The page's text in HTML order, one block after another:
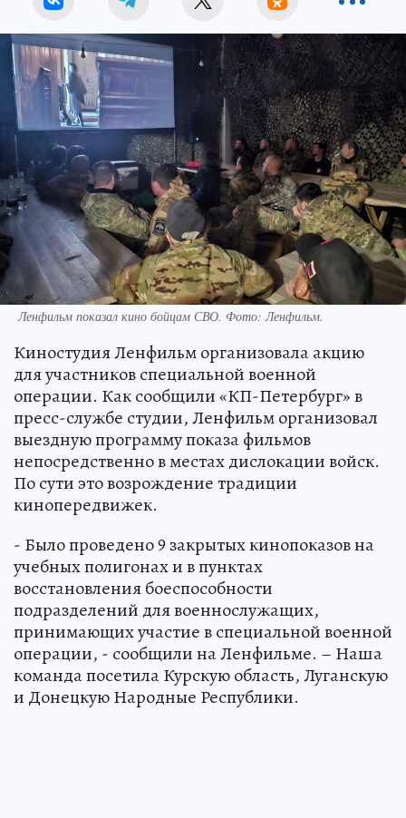
Ленфильм показал кино бойцам СВО. Фото: Ленфильм.
Киностудия Ленфильм организовала акцию
для участников специальной военной
операции. Как сообщили «КП-Петербург» в
пресс-службе студии, Ленфильм организовал
выездную программу показа фильмов
непосредственно в местах дислокации войск.
По сути это возрождение традиции
кинопередвижек.
- Было проведено 9 закрытых кинопоказов на
учебных полигонах и в пунктах
восстановления боеспособности
подразделений для военнослужащих,
принимающих участие в специальной военной
операции, - сообщили на Ленфильме. – Наша
команда посетила Курскую область, Луганскую
и Донецкую Народные Республики.